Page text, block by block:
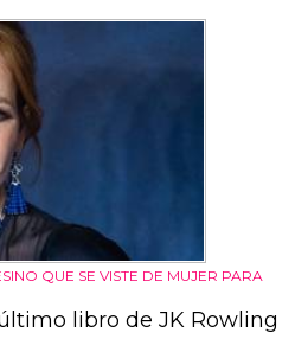
QUE SE VISTE DE MUJER PARA
libro de JK Rowling